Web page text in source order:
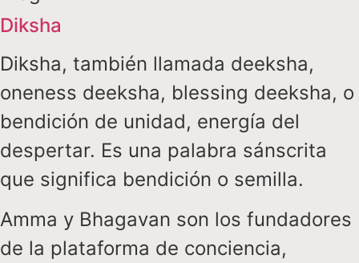
Diksha
Diksha, también llamada deeksha,
oneness deeksha, blessing deeksha, o
bendición de unidad, energía del
despertar. Es una palabra sánscrita
que significa bendición o semilla.
Amma y Bhagavan son los fundadores
de la plataforma de conciencia,